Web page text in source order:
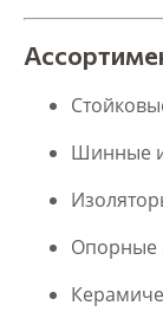
Шинные
Опорные